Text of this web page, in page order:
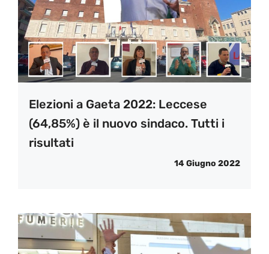
Elezioni a Gaeta 2022: Leccese
(64,85%) è il nuovo sindaco. Tutti i
risultati
14 Giugno 2022